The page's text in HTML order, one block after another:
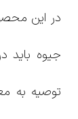
در این
جیوه باید
توصیه به